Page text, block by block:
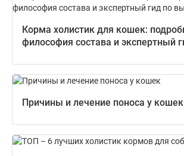
Корма холистик для кошек:
философия состава и экспертный
Причины и лечение поноса у кошек